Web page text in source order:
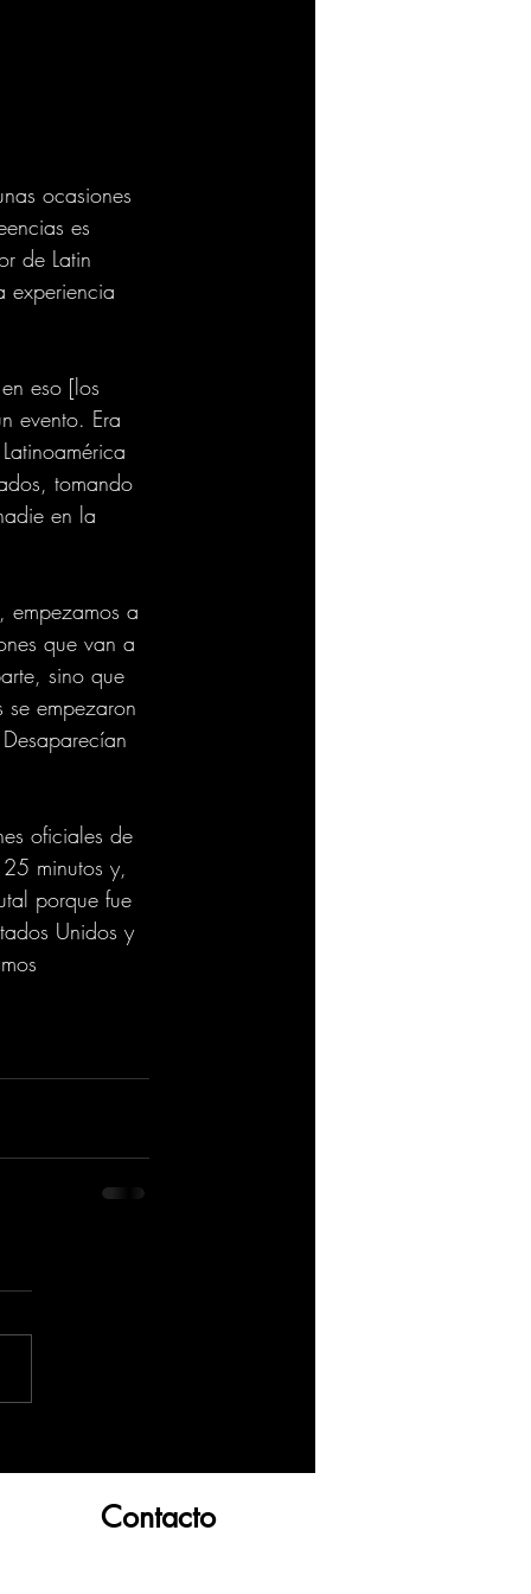
ocasiones
es
de Latin
experiencia
eso [los
evento. Era
tomando
en la
empezamos a
que van a
sino que
empezaron
oficiales de
minutos y,
porque fue
Unidos y
Contacto